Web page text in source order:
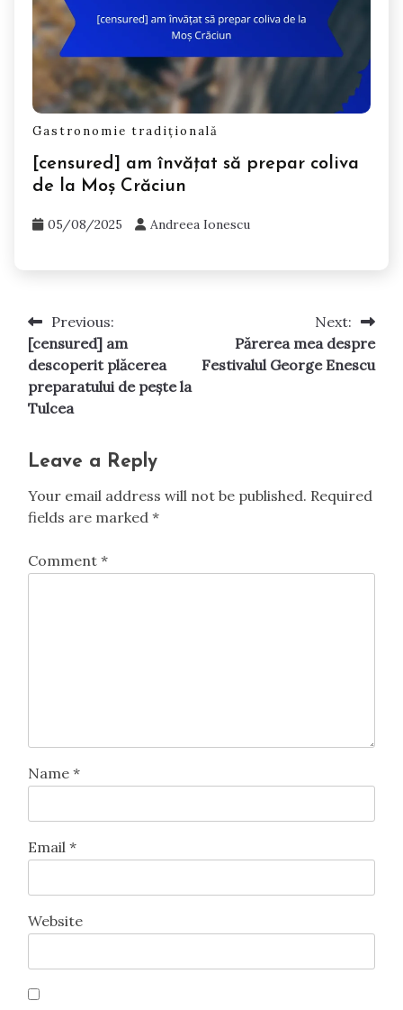
Gastronomie tradițională
[censured] am învățat să prepar coliva
de la Moș Crăciun
05/08/2025 Andreea Ionescu
Post
navigation
Previous:
[censured] am
descoperit plăcerea
preparatului de pește la
Tulcea
Next:
Părerea mea despre
Festivalul George Enescu
Leave a Reply
Your email address will not be published. Required
fields are marked *
Comment *
Name *
Email *
Website